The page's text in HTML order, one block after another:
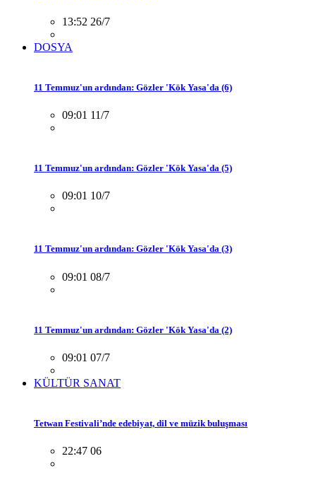
13:52 26/7
DOSYA
11 Temmuz'un ardından: Gözler 'Kök Yasa'da (6)
09:01 11/7
11 Temmuz'un ardından: Gözler 'Kök Yasa'da (5)
09:01 10/7
11 Temmuz'un ardından: Gözler 'Kök Yasa'da (3)
09:01 08/7
11 Temmuz'un ardından: Gözler 'Kök Yasa'da (2)
09:01 07/7
KÜLTÜR SANAT
Tetwan Festivali’nde edebiyat, dil ve müzik buluşması
22:47 06